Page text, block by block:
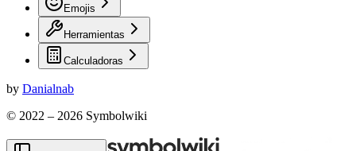
Emojis
Herramientas
Calculadoras
by Danialnab
© 2022 – 2026 Symbolwiki